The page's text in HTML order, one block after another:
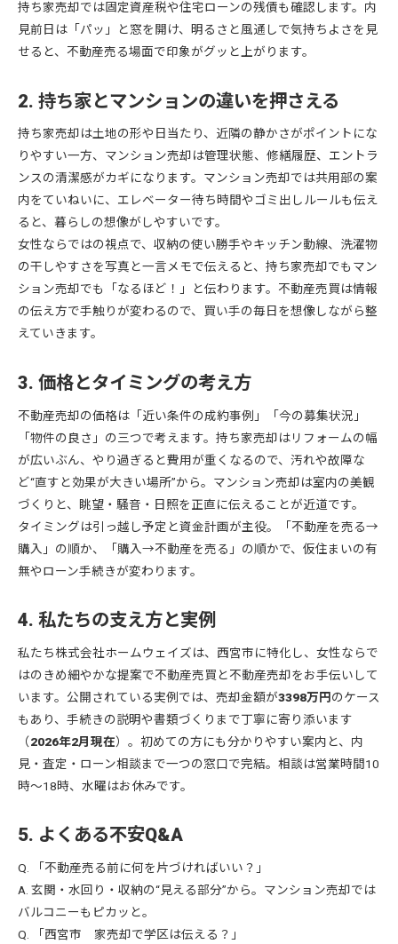
持ち家売却では固定資産税や住宅ローンの残債も確認します。内
見前日は「パッ」と窓を開け、明るさと風通しで気持ちよさを見
せると、不動産売る場面で印象がグッと上がります。
2. 持ち家とマンションの違いを押さえる
持ち家売却は土地の形や日当たり、近隣の静かさがポイントにな
りやすい一方、マンション売却は管理状態、修繕履歴、エントラ
ンスの清潔感がカギになります。マンション売却では共用部の案
内をていねいに、エレベーター待ち時間やゴミ出しルールも伝え
ると、暮らしの想像がしやすいです。
女性ならではの視点で、収納の使い勝手やキッチン動線、洗濯物
の干しやすさを写真と一言メモで伝えると、持ち家売却でもマン
ション売却でも「なるほど！」と伝わります。不動産売買は情報
の伝え方で手触りが変わるので、買い手の毎日を想像しながら整
えていきます。
3. 価格とタイミングの考え方
不動産売却の価格は「近い条件の成約事例」「今の募集状況」
「物件の良さ」の三つで考えます。持ち家売却はリフォームの幅
が広いぶん、やり過ぎると費用が重くなるので、汚れや故障な
ど“直すと効果が大きい場所”から。マンション売却は室内の美観
づくりと、眺望・騒音・日照を正直に伝えることが近道です。
タイミングは引っ越し予定と資金計画が主役。「不動産を売る→
購入」の順か、「購入→不動産を売る」の順かで、仮住まいの有
無やローン手続きが変わります。
4. 私たちの支え方と実例
私たち株式会社ホームウェイズは、西宮市に特化し、女性ならで
はのきめ細やかな提案で不動産売買と不動産売却をお手伝いして
います。公開されている実例では、売却金額が3398万円 のケース
もあり、手続きの説明や書類づくりまで丁寧に寄り添います
（2026年2月現在）。初めての方にも分かりやすい案内と、内
見・査定・ローン相談まで一つの窓口で完結。相談は営業時間10
時〜18時、水曜はお休みです。
5. よくある不安Q&A
Q. 「不動産売る前に何を片づければいい？」
A. 玄関・水回り・収納の“見える部分”から。マンション売却では
バルコニーもピカッと。
Q. 「西宮市 家売却で学区は伝える？」